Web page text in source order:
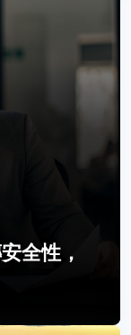
全性，